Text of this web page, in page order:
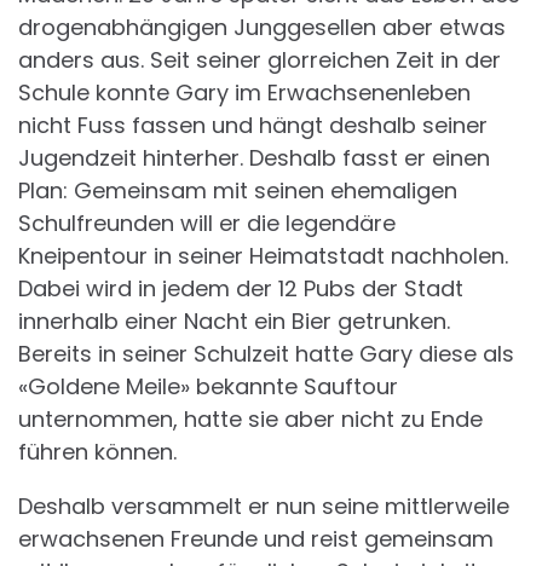
drogenabhängigen Junggesellen aber etwas
anders aus. Seit seiner glorreichen Zeit in der
Schule konnte Gary im Erwachsenenleben
nicht Fuss fassen und hängt deshalb seiner
Jugendzeit hinterher. Deshalb fasst er einen
Plan: Gemeinsam mit seinen ehemaligen
Schulfreunden will er die legendäre
Kneipentour in seiner Heimatstadt nachholen.
Dabei wird in jedem der 12 Pubs der Stadt
innerhalb einer Nacht ein Bier getrunken.
Bereits in seiner Schulzeit hatte Gary diese als
«Goldene Meile» bekannte Sauftour
unternommen, hatte sie aber nicht zu Ende
führen können.
Deshalb versammelt er nun seine mittlerweile
erwachsenen Freunde und reist gemeinsam